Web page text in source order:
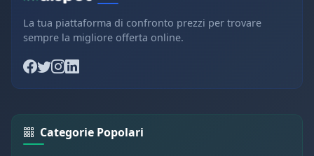
La tua piattaforma di confronto prezzi per trovare
sempre la migliore offerta online.
Categorie Popolari